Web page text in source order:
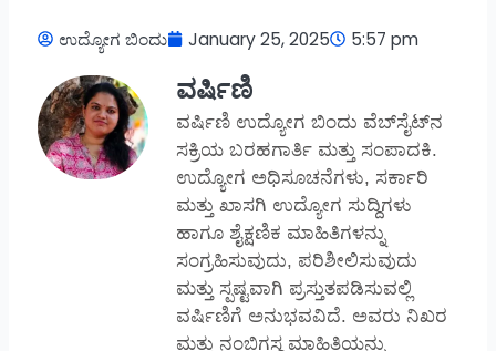
ಉದ್ಯೋಗ ಬಿಂದು January 25, 2025 5:57 pm
ವರ್ಷಿಣಿ
ವರ್ಷಿಣಿ ಉದ್ಯೋಗ ಬಿಂದು ವೆಬ್‌ಸೈಟ್‌ನ
ಸಕ್ರಿಯ ಬರಹಗಾರ್ತಿ ಮತ್ತು ಸಂಪಾದಕಿ.
ಉದ್ಯೋಗ ಅಧಿಸೂಚನೆಗಳು, ಸರ್ಕಾರಿ
ಮತ್ತು ಖಾಸಗಿ ಉದ್ಯೋಗ ಸುದ್ದಿಗಳು
ಹಾಗೂ ಶೈಕ್ಷಣಿಕ ಮಾಹಿತಿಗಳನ್ನು
ಸಂಗ್ರಹಿಸುವುದು, ಪರಿಶೀಲಿಸುವುದು
ಮತ್ತು ಸ್ಪಷ್ಟವಾಗಿ ಪ್ರಸ್ತುತಪಡಿಸುವಲ್ಲಿ
ವರ್ಷಿಣಿಗೆ ಅನುಭವವಿದೆ. ಅವರು ನಿಖರ
ಮತ್ತು ನಂಬಿಗಸ್ಥ ಮಾಹಿತಿಯನ್ನು